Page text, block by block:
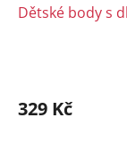
Dětské body s
329 Kč